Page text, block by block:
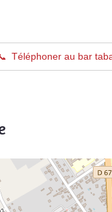
Téléphoner au bar